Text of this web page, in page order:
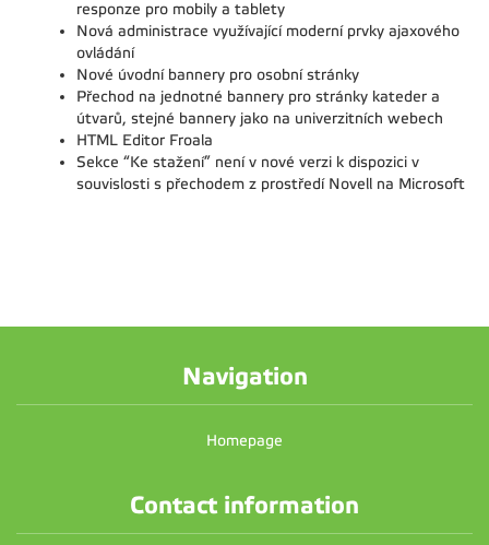
responze pro mobily a tablety
Nová administrace využívající moderní prvky ajaxového
ovládání
Nové úvodní bannery pro osobní stránky
Přechod na jednotné bannery pro stránky kateder a
útvarů, stejné bannery jako na univerzitních webech
HTML Editor Froala
Sekce “Ke stažení” není v nové verzi k dispozici v
souvislosti s přechodem z prostředí Novell na Microsoft
Navigation
Homepage
Contact information